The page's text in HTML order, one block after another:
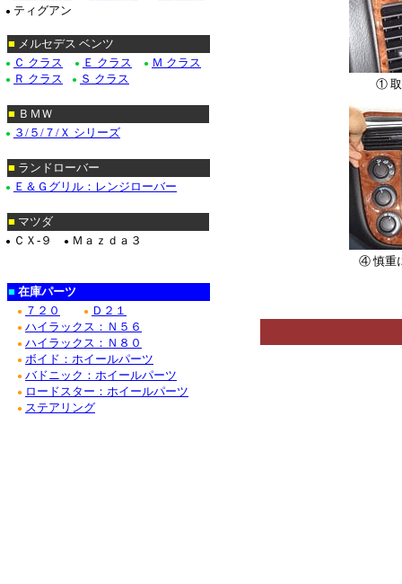
① 取
④ 慎重
● ティグアン
■ メルセデス ベンツ
● Ｃ クラス ● Ｅ クラス ● Ｍ クラス
● Ｒ クラス ● Ｓ クラス
■ ＢＭＷ
● ３/５/７/Ｘ シリーズ
■ ランドローバー
● Ｅ＆Ｇグリル：レンジローバー
■ マツダ
● ＣＸ-９ ● Ｍａｚｄａ３
■ 在庫パーツ
● ７２０ ● Ｄ２１
● ハイラックス：Ｎ５６
● ハイラックス：Ｎ８０
● ボイド：ホイールパーツ
● バドニック：ホイールパーツ
● ロードスター：ホイールパーツ
● ステアリング